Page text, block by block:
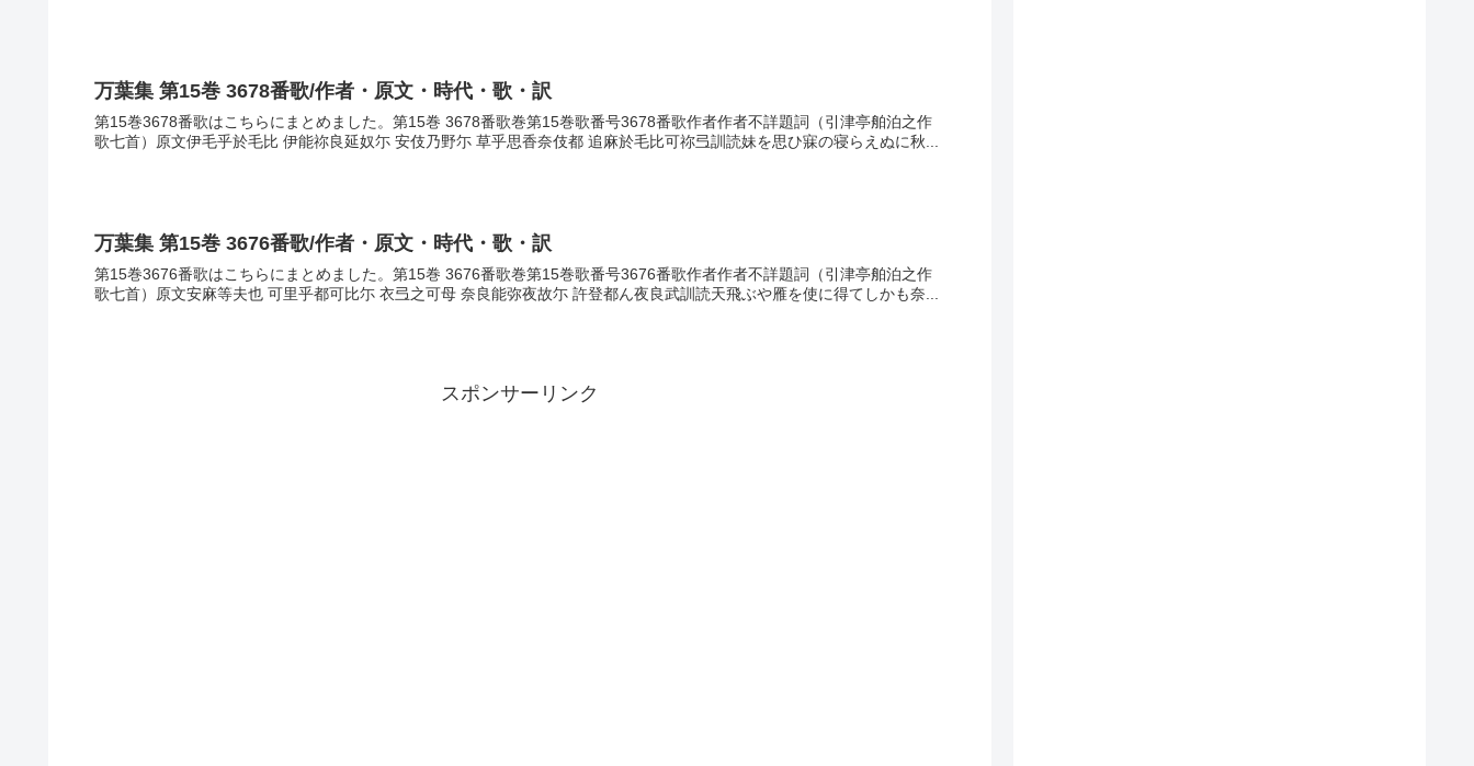
万葉集 第15巻 3678番歌/作者・原文・時代・歌・訳
第15巻3678番歌はこちらにまとめました。第15巻 3678番歌巻第15巻歌番号3678番歌作者作者不詳題詞（引津亭舶泊之作
歌七首）原文伊毛乎於毛比 伊能祢良延奴尓 安伎乃野尓 草乎思香奈伎都 追麻於毛比可祢弖訓読妹を思ひ寐の寝らえぬに秋...
万葉集 第15巻 3676番歌/作者・原文・時代・歌・訳
第15巻3676番歌はこちらにまとめました。第15巻 3676番歌巻第15巻歌番号3676番歌作者作者不詳題詞（引津亭舶泊之作
歌七首）原文安麻等夫也 可里乎都可比尓 衣弖之可母 奈良能弥夜故尓 許登都ん夜良武訓読天飛ぶや雁を使に得てしかも奈...
スポンサーリンク